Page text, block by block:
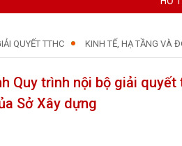
QUYẾT TTHC KINH TẾ, HẠ TẦNG VÀ
Quy trình nội bộ giải
Sở Xây dựng